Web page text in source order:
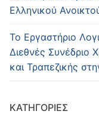
Ελληνικού
Το Εργαστήριο
Διεθνές Συνέδριο
και Τραπεζικής
KΑΤΗΓΟΡΊΕΣ